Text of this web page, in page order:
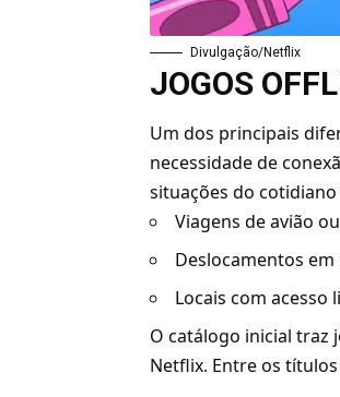
Divulgação/Netflix
JOGOS
Um dos principais
necessidade de
situações do
Viagens de avião
Deslocamentos
Locais com
O catálogo inicial traz
Netflix. Entre os